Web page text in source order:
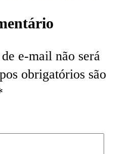
e-mail não será
obrigatórios são